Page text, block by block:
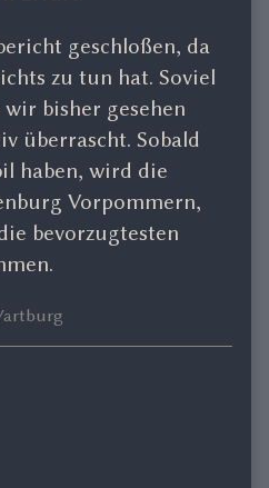
geschloßen, da
zu tun hat. Soviel
bisher gesehen
überrascht. Sobald
haben, wird die
Vorpommern,
bevorzugtesten